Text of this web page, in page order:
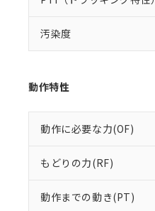
汚染度
動作特性
動作に必要な力(OF)
もどりの力(RF)
動作までの動き(PT)